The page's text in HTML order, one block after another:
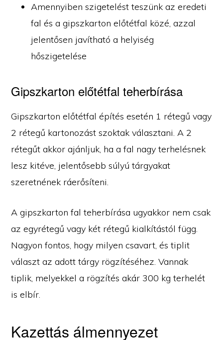
Amennyiben szigetelést teszünk az eredeti
fal és a gipszkarton előtétfal közé, azzal
jelentősen javítható a helyiség
hőszigetelése
Gipszkarton előtétfal teherbírása
Gipszkarton előtétfal építés esetén 1 rétegű vagy
2 rétegű kartonozást szoktak választani. A 2
rétegűt akkor ajánljuk, ha a fal nagy terhelésnek
lesz kitéve, jelentősebb súlyú tárgyakat
szeretnének ráerősíteni.
A gipszkarton fal teherbírása ugyakkor nem csak
az egyrétegű vagy két rétegű kialkítástól függ.
Nagyon fontos, hogy milyen csavart, és tiplit
választ az adott tárgy rögzítéséhez. Vannak
tiplik, melyekkel a rögzítés akár 300 kg terhelét
is elbír.
Kazettás álmennyezet